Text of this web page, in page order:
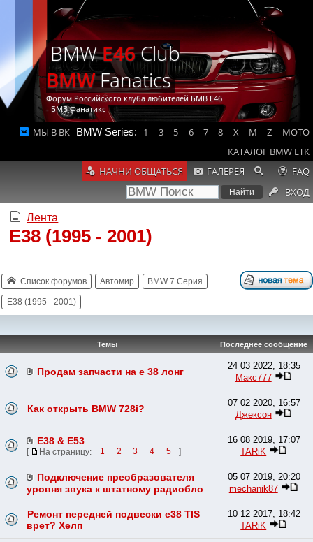
BMWE46Club
BMWFanatics
Форум Российского клуба любителей БМВ Е46
- БМВ Фанатикс
МЫ В ВК BMW Series: 1 3 5 6 7 8 X M Z
MOTO
КАТАЛОГ BMW ETK
НАЧНИ ОБЩАТЬСЯ
ГАЛЕРЕЯ
FAQ
ВХОД
Лента
E38 (1995 - 2001)
Список форумов Автомир BMW 7 Серия
E38 (1995 - 2001)
Темы Последнее сообщение
Продам запчасти на е 38 лонг
24 03 2022, 18:35
Макс777
Как открыть BMW 728i?
07 02 2020, 16:57
Джексон
E38 & E53
[ На страницу: 1 2 3 4 5 ]
16 08 2019, 17:07
TARiK
Подключение преобразователя
уровня звука к штатному радиобло
05 07 2019, 20:20
mechanik87
Ремонт передней подвески e38 TIS
врет? Хелп
10 12 2017, 18:42
TARiK